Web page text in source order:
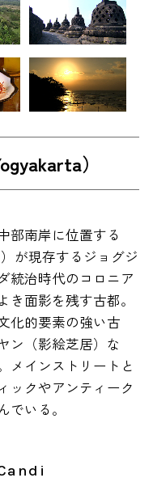
）
部南岸に位置する
が現存するジョグジ
統治時代のコロニア
面影を残す古都。
化的要素の強い古
ン（影絵芝居）な
メインストリートと
ックやアンティーク
いる。